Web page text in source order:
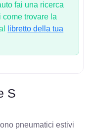
fai una ricerca
come trovare la
libretto della tua
S
pneumatici estivi